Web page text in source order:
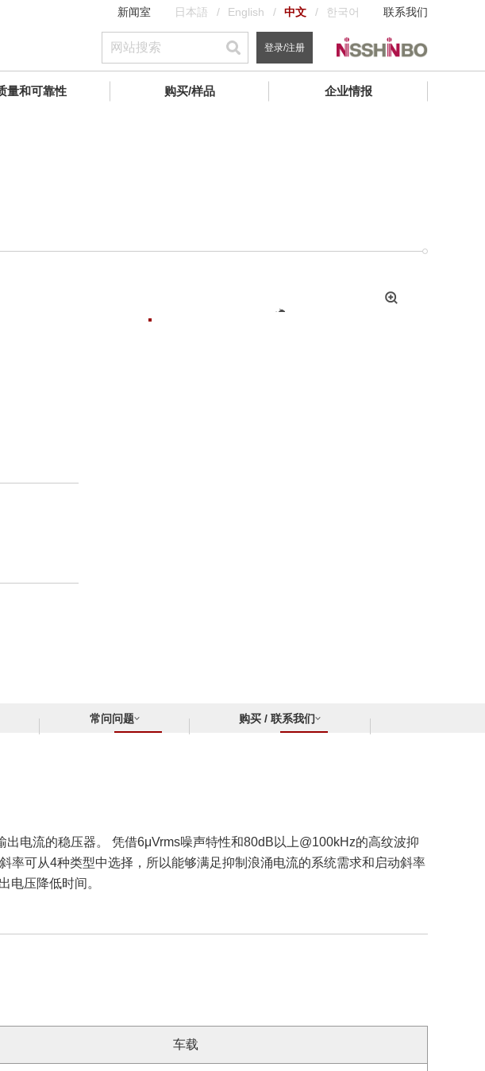
新闻室 日本語 English 中文 한국어 联系我们
登录/注册
量和可靠性 购买/样品 企业情报
拡
常问问题 购买 / 联系我们
电流的稳压器。 凭借6μVrms噪声特性和80dB以上@100kHz的高纹波抑
可从4种类型中选择，所以能够满足抑制浪涌电流的系统需求和启动斜率
电压降低时间。
车载